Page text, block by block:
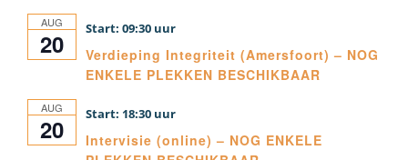
AUG
20 09:30
Verdieping Integriteit (Amersfoort) – NOG
ENKELE PLEKKEN BESCHIKBAAR
AUG
20 18:30
Intervisie (online) – NOG ENKELE